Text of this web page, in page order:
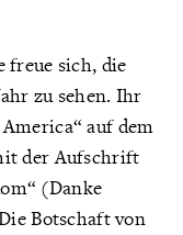
freue sich, die
zu sehen. Ihr
auf dem
der Aufschrift
(Danke
Botschaft von